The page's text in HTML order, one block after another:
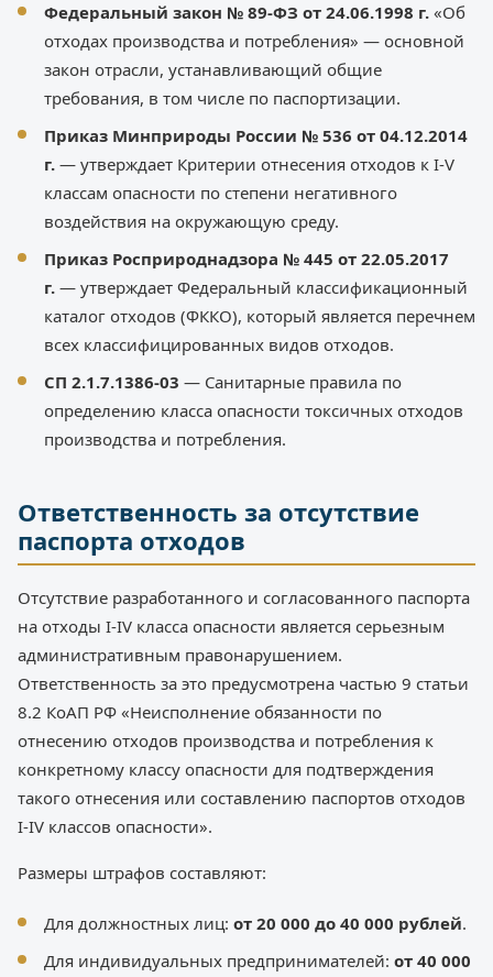
Федеральный закон № 89-ФЗ от 24.06.1998 г. «Об
отходах производства и потребления» — основной
закон отрасли, устанавливающий общие
требования, в том числе по паспортизации.
Приказ Минприроды России № 536 от 04.12.2014
г. — утверждает Критерии отнесения отходов к I-V
классам опасности по степени негативного
воздействия на окружающую среду.
Приказ Росприроднадзора № 445 от 22.05.2017
г. — утверждает Федеральный классификационный
каталог отходов (ФККО), который является перечнем
всех классифицированных видов отходов.
СП 2.1.7.1386-03 — Санитарные правила по
определению класса опасности токсичных отходов
производства и потребления.
Ответственность за отсутствие
паспорта отходов
Отсутствие разработанного и согласованного паспорта
на отходы I-IV класса опасности является серьезным
административным правонарушением.
Ответственность за это предусмотрена частью 9 статьи
8.2 КоАП РФ «Неисполнение обязанности по
отнесению отходов производства и потребления к
конкретному классу опасности для подтверждения
такого отнесения или составлению паспортов отходов
I-IV классов опасности».
Размеры штрафов составляют:
Для должностных лиц: от 20 000 до 40 000 рублей.
Для индивидуальных предпринимателей: от 40 000